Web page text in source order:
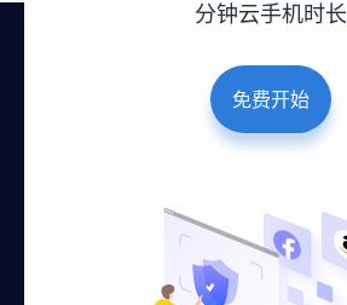
分钟云手机时长
免费开始